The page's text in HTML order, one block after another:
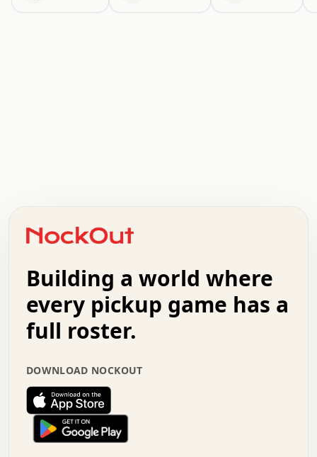
+   .   .   .   .   .   .   .   .   .   +   .   .
.   .   .   .   .   .   .   .   .   .   .   :   .
.   .   .   .   +   .   .   .   .   .   .   .   +
.   :   .   .   .   .   .   .   .   .   o   .   .
.   .   x   .   .   .   .   .   .   :   .   .   o
.   .   .   .   :   .   .   .   .   o   .   .   .
.   .   .   .   .   .   .   :   .   .   .   .   .
.   .   .   .   .   .   .   +   .   .   x   .   .
.   .   .   .   .   :   +   .   .   .   .   .   o
.   .   .   .   .   .   .   .   .   .   .   .   .
.   .   :   o   .   .   .   .   .   .   .   +   .
.   o   .   .   .   .   x   .   .   .   .   .   .
Building a world where
every pickup game has a
full roster.
DOWNLOAD NOCKOUT